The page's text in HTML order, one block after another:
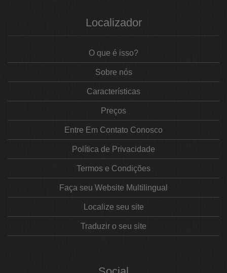
Localizador
O que é isso?
Sobre nós
Características
Preços
Entre Em Contato Conosco
Política de Privacidade
Termos e Condições
Faça seu Website Multilingual
Localize seu site
Traduzir o seu site